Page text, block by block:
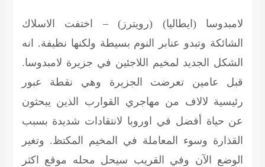
لامبدوسا (ايطاليا) (رويترز) – اختفت الاسلاك
الشائكة وتبدو عنابر النوم بسيطة ولكنها نظيفة. انه
الشكل الجديد لمخيم اللاجئين في جزيرة لامبدوسا.
قبل عامين تعرضت الجزيرة وهي نقطة عبور
رئيسية لالاف من مهاجري القوارب الذين يبحثون
عن حياة أفضل في اوروبا لانتقادات شديدة بسبب
القذارة وسوء المعاملة في المخيم المكتظ. وتغير
الوضع الآن وفي القريب سيحل محله موقع اكثر